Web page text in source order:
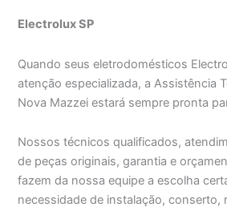
Electrolux SP
Quando seus eletrodomésticos
atenção especializada, a Assistência
Nova Mazzei estará sempre pronta
Nossos técnicos qualificados,
de peças originais, garantia e
fazem da nossa equipe a escolha
necessidade de instalação, conserto,